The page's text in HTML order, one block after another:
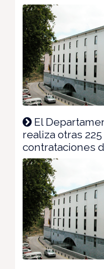
El
realiza otras
contrataciones